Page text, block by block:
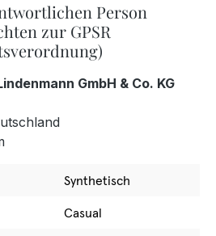
Person
zur GPSR
GmbH & Co. KG
Synthetisch
Casual